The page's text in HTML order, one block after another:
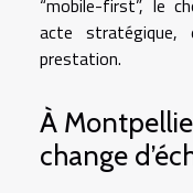
acte
prestation.
À
change